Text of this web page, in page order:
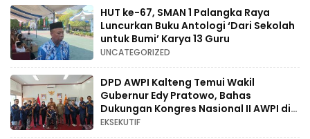
HUT ke-67, SMAN 1 Palangka Raya
Luncurkan Buku Antologi ‘Dari Sekolah
untuk Bumi’ Karya 13 Guru
UNCATEGORIZED
DPD AWPI Kalteng Temui Wakil
Gubernur Edy Pratowo, Bahas
Dukungan Kongres Nasional II AWPI di
Kalimantan Tengah
EKSEKUTIF